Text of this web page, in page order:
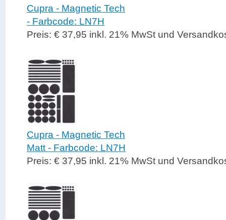
Cupra - Magnetic Tech
- Farbcode: LN7H
Preis: € 37,95 inkl. 21% MwSt und
Cupra - Magnetic Tech
Matt - Farbcode: LN7H
Preis: € 37,95 inkl. 21% MwSt und